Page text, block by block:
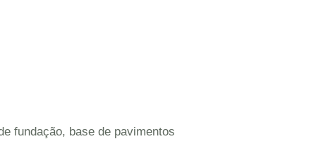
fundação, base de pavimentos